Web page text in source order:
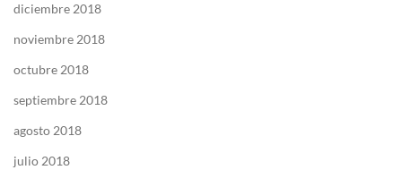
diciembre 2018
noviembre 2018
octubre 2018
septiembre 2018
agosto 2018
julio 2018